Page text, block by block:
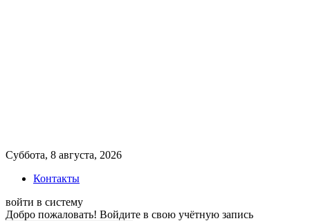
Суббота, 8 августа, 2026
Контакты
войти в систему
Добро пожаловать! Войдите в свою учётную запись